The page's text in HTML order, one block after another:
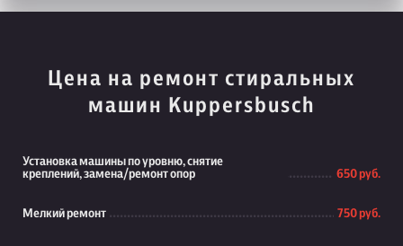
Цена на ремонт стиральных
машин Kuppersbusch
Установка машины по уровню, снятие
креплений, замена/ремонт опор
650 руб.
Мелкий ремонт 750 руб.